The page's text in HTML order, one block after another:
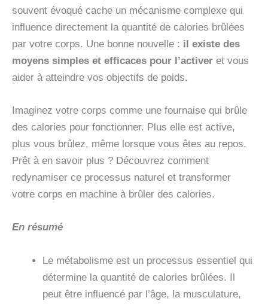
souvent évoqué cache un mécanisme complexe qui
influence directement la quantité de calories brûlées
par votre corps. Une bonne nouvelle : il existe des
moyens simples et efficaces pour l’activer et vous
aider à atteindre vos objectifs de poids.
Imaginez votre corps comme une fournaise qui brûle
des calories pour fonctionner. Plus elle est active,
plus vous brûlez, même lorsque vous êtes au repos.
Prêt à en savoir plus ? Découvrez comment
redynamiser ce processus naturel et transformer
votre corps en machine à brûler des calories.
En résumé
Le métabolisme est un processus essentiel qui
détermine la quantité de calories brûlées. Il
peut être influencé par l’âge, la musculature,